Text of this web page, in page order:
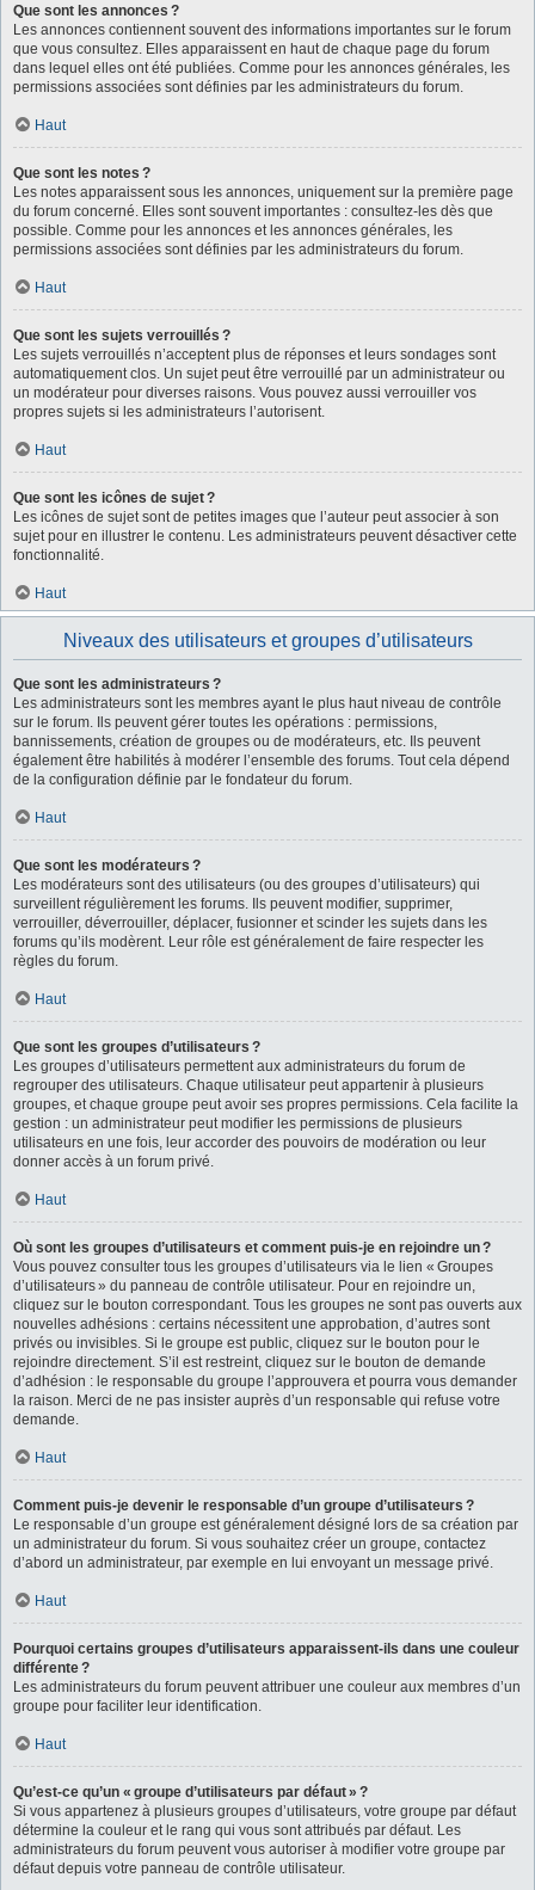
Que sont les annonces ?
Les annonces contiennent souvent des informations importantes sur le forum
que vous consultez. Elles apparaissent en haut de chaque page du forum
dans lequel elles ont été publiées. Comme pour les annonces générales, les
permissions associées sont définies par les administrateurs du forum.
Haut
Que sont les notes ?
Les notes apparaissent sous les annonces, uniquement sur la première page
du forum concerné. Elles sont souvent importantes : consultez-les dès que
possible. Comme pour les annonces et les annonces générales, les
permissions associées sont définies par les administrateurs du forum.
Haut
Que sont les sujets verrouillés ?
Les sujets verrouillés n’acceptent plus de réponses et leurs sondages sont
automatiquement clos. Un sujet peut être verrouillé par un administrateur ou
un modérateur pour diverses raisons. Vous pouvez aussi verrouiller vos
propres sujets si les administrateurs l’autorisent.
Haut
Que sont les icônes de sujet ?
Les icônes de sujet sont de petites images que l’auteur peut associer à son
sujet pour en illustrer le contenu. Les administrateurs peuvent désactiver cette
fonctionnalité.
Haut
Niveaux des utilisateurs et groupes d’utilisateurs
Que sont les administrateurs ?
Les administrateurs sont les membres ayant le plus haut niveau de contrôle
sur le forum. Ils peuvent gérer toutes les opérations : permissions,
bannissements, création de groupes ou de modérateurs, etc. Ils peuvent
également être habilités à modérer l’ensemble des forums. Tout cela dépend
de la configuration définie par le fondateur du forum.
Haut
Que sont les modérateurs ?
Les modérateurs sont des utilisateurs (ou des groupes d’utilisateurs) qui
surveillent régulièrement les forums. Ils peuvent modifier, supprimer,
verrouiller, déverrouiller, déplacer, fusionner et scinder les sujets dans les
forums qu’ils modèrent. Leur rôle est généralement de faire respecter les
règles du forum.
Haut
Que sont les groupes d’utilisateurs ?
Les groupes d’utilisateurs permettent aux administrateurs du forum de
regrouper des utilisateurs. Chaque utilisateur peut appartenir à plusieurs
groupes, et chaque groupe peut avoir ses propres permissions. Cela facilite la
gestion : un administrateur peut modifier les permissions de plusieurs
utilisateurs en une fois, leur accorder des pouvoirs de modération ou leur
donner accès à un forum privé.
Haut
Où sont les groupes d’utilisateurs et comment puis-je en rejoindre un ?
Vous pouvez consulter tous les groupes d’utilisateurs via le lien « Groupes
d’utilisateurs » du panneau de contrôle utilisateur. Pour en rejoindre un,
cliquez sur le bouton correspondant. Tous les groupes ne sont pas ouverts aux
nouvelles adhésions : certains nécessitent une approbation, d’autres sont
privés ou invisibles. Si le groupe est public, cliquez sur le bouton pour le
rejoindre directement. S’il est restreint, cliquez sur le bouton de demande
d’adhésion : le responsable du groupe l’approuvera et pourra vous demander
la raison. Merci de ne pas insister auprès d’un responsable qui refuse votre
demande.
Haut
Comment puis-je devenir le responsable d’un groupe d’utilisateurs ?
Le responsable d’un groupe est généralement désigné lors de sa création par
un administrateur du forum. Si vous souhaitez créer un groupe, contactez
d’abord un administrateur, par exemple en lui envoyant un message privé.
Haut
Pourquoi certains groupes d’utilisateurs apparaissent-ils dans une couleur
différente ?
Les administrateurs du forum peuvent attribuer une couleur aux membres d’un
groupe pour faciliter leur identification.
Haut
Qu’est-ce qu’un « groupe d’utilisateurs par défaut » ?
Si vous appartenez à plusieurs groupes d’utilisateurs, votre groupe par défaut
détermine la couleur et le rang qui vous sont attribués par défaut. Les
administrateurs du forum peuvent vous autoriser à modifier votre groupe par
défaut depuis votre panneau de contrôle utilisateur.